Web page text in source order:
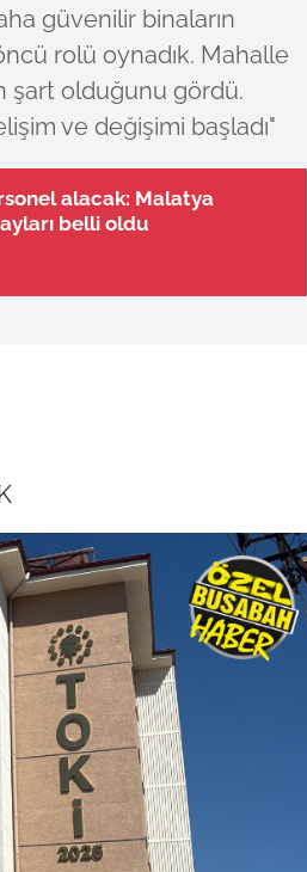
güvenilir binaların
rolü oynadık. Mahalle
şart olduğunu gördü.
ve değişimi başladı"
alacak: Malatya
belli oldu